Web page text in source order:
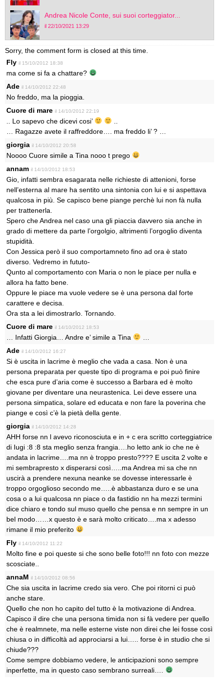
Andrea Nicole Conte, sui suoi corteggiator...
il 22/10/2021 13:29
Sorry, the comment form is closed at this time.
Fly il 15/10/2012 18:38
ma come si fa a chattare?
Ade il 14/10/2012 22:48
No freddo, ma la pioggia.
Cuore di mare il 14/10/2012 22:19
.. Lo sapevo che dicevi cosi’
… Ragazze avete il raffreddore…. ma freddo li’ ? …
giorgia il 14/10/2012 20:58
Noooo Cuore simile a Tina nooo t prego
annam il 14/10/2012 18:53
Gio, infatti sembra esagarata nelle richieste di attenioni, forse
nell’esterna al mare ha sentito una sintonia con lui e si aspettava
qualcosa in più. Se capisco bene piange perchè lui non fà nulla
per trattenerla.
Spero che Andrea nel caso una gli piaccia davvero sia anche in
grado di mettere da parte l’orgolgio, altrimenti l’orgoglio diventa
stupidità.
Con Jessica però il suo comportamneto fino ad ora è stato
diverso. Vedremo in fututo-
Qunto al comportamento con Maria o non le piace per nulla e
allora ha fatto bene.
Oppure le piace ma vuole vedere se è una persona dal forte
carattere e decisa.
Ora sta a lei dimostrarlo. Tornando.
Cuore di mare il 14/10/2012 18:53
… Infatti Giorgia… Andre e’ simile a Tina
Ade il 14/10/2012 16:27
Si è uscita in lacrime è meglio che vada a casa. Non è una
persona preparata per queste tipo di programa e poi può finire
che esca pure d’aria come è successo a Barbara ed è molto
giovane per diventare una neurastenica. Lei deve essere una
persona simpatica, solare ed educata e non fare la poverina che
piange e così c’è la pietà della gente.
giorgia il 14/10/2012 14:28
AHH forse nn l avevo riconosciuta e in + c era scritto corteggiatrice
di Iugi :8 :8 sta meglio senza frangia….ho letto ank io che ne è
andata in lacrime….ma nn è troppo presto???? E uscita 2 volte e
mi sembrapresto x disperarsi così…..ma Andrea mi sa che nn
uscirà a prendere nexuna neanke se dovesse interessarle è
troppo orgoglioso secondo me…..è abbastanza duro e se una
cosa o a lui qualcosa nn piace o da fastidio nn ha mezzi termini
dice chiaro e tondo sul muso quello che pensa e nn sempre in un
bel modo……x questo è e sarà molto criticato….ma x adesso
rimane il mio preferito
Fly il 14/10/2012 11:22
Molto fine e poi queste si che sono belle foto!!! nn foto con mezze
scosciate..
annaM il 14/10/2012 08:56
Che sia uscita in lacrime credo sia vero. Che poi ritorni ci può
anche stare.
Quello che non ho capito del tutto è la motivazione di Andrea.
Capisco il dire che una persona timida non si fà vedere per quello
che è realmnete, ma nelle esterne viste non direi che lei fosse così
chiusa o in difficoltà ad approciarsi a lui….. forse è in studio che si
chiude???
Come sempre dobbiamo vedere, le anticipazioni sono sempre
inperfette, ma in questo caso sembrano surreali….